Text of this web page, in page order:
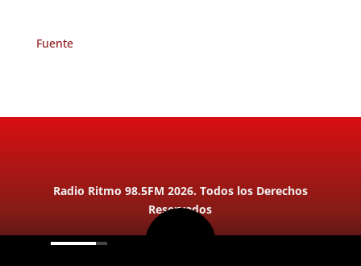
Fuente
Radio Ritmo 98.5FM 2026. Todos los Derechos
Reservados